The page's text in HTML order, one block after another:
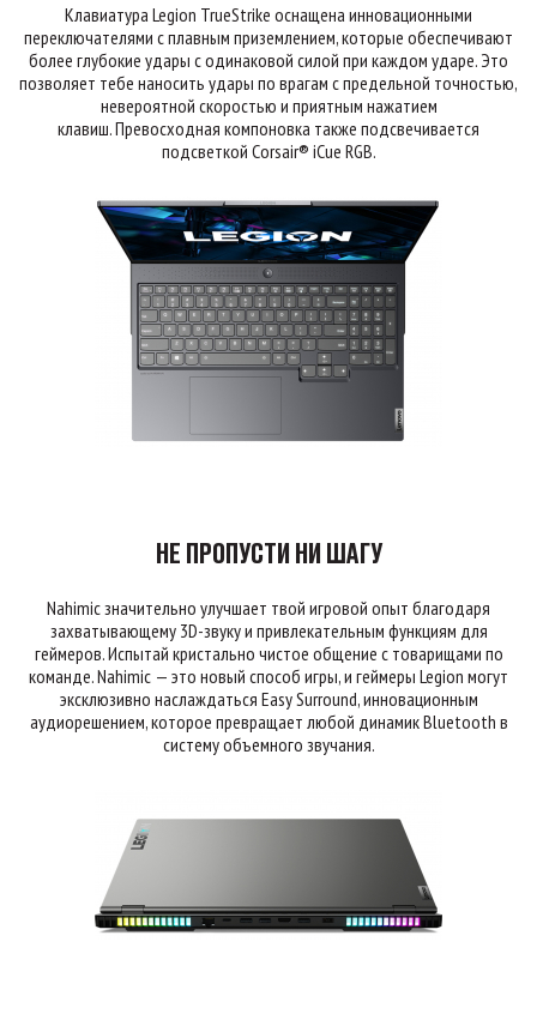
Клавиатура Legion TrueStrike оснащена инновационными
переключателями с плавным приземлением, которые обеспечивают
более глубокие удары с одинаковой силой при каждом ударе. Это
позволяет тебе наносить удары по врагам с предельной точностью,
невероятной скоростью и приятным нажатием
клавиш. Превосходная компоновка также подсвечивается
подсветкой Corsair® iCue RGB.
НЕ ПРОПУСТИ НИ ШАГУ
Nahimic значительно улучшает твой игровой опыт благодаря
захватывающему 3D-звуку и привлекательным функциям для
геймеров. Испытай кристально чистое общение с товарищами по
команде. Nahimic — это новый способ игры, и геймеры Legion могут
эксклюзивно наслаждаться Easy Surround, инновационным
аудиорешением, которое превращает любой динамик Bluetooth в
систему объемного звучания.